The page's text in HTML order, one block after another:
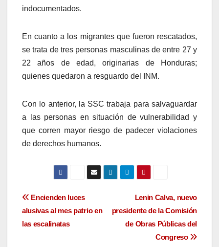
indocumentados.
En cuanto a los migrantes que fueron rescatados,
se trata de tres personas masculinas de entre 27 y
22 años de edad, originarias de Honduras;
quienes quedaron a resguardo del INM.
Con lo anterior, la SSC trabaja para salvaguardar
a las personas en situación de vulnerabilidad y
que corren mayor riesgo de padecer violaciones
de derechos humanos.
Navegación
de
Lenin Calva, nuevo
presidente de la Comisión
de Obras Públicas del
Congreso
Encienden luces
alusivas al mes patrio en
las escalinatas